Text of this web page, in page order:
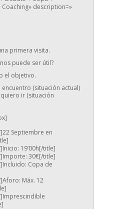
Coaching» description=»
primera visita.
puede ser útil?
el objetivo.
encuentro (situación actual)
ir (situación
Septiembre en
19’00h[/title]
30€[/title]
Copa de
Máx. 12